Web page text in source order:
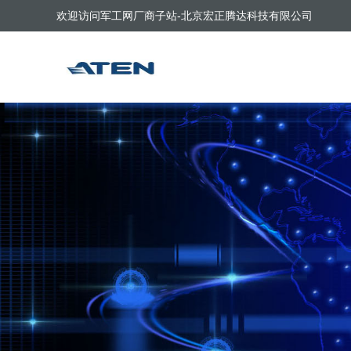
欢迎访问军工网厂商子站-北京宏正腾达科技有限公司